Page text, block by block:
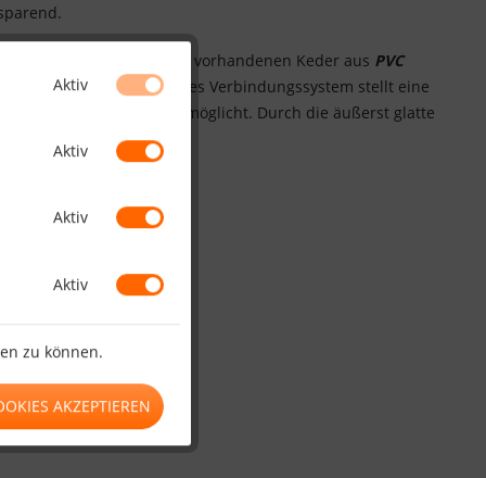
die auf jeder Zaunseite vorhandenen Keder aus PVC
werden kann. Dieses Verbindungssystem stellt eine
Verbindung ermöglicht. Durch die äußerst glatte
Aktiv
Aktiv
Aktiv
Aktiv
zu können.
AKZEPTIEREN